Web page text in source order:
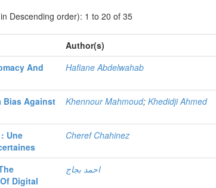
Descending order): 1 to 20 of 35
Author(s)
And
Hafiane Abdelwahab
Bias Against
Khennour Mahmoud;Khedidji Ahmed
Une
Cheref Chahinez
Digital
احمد بجاج